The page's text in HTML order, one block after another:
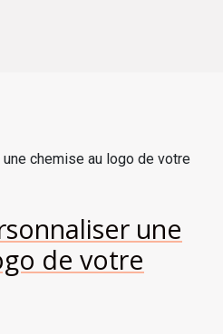
chemise au logo de votre
une
de votre